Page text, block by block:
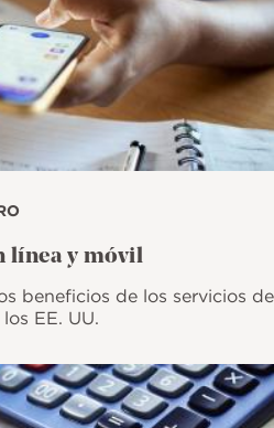
línea y móvil
beneficios de los servicios de
EE. UU.